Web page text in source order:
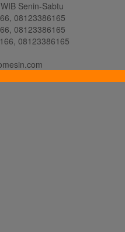
Senin-Sabtu
08123386165
08123386165
08123386165